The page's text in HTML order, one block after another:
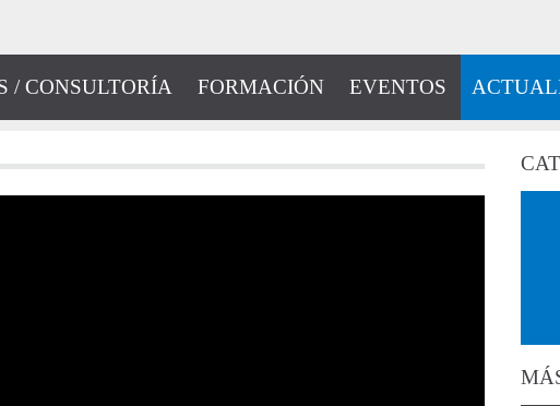
/ CONSULTORÍA FORMACIÓN EVENTOS